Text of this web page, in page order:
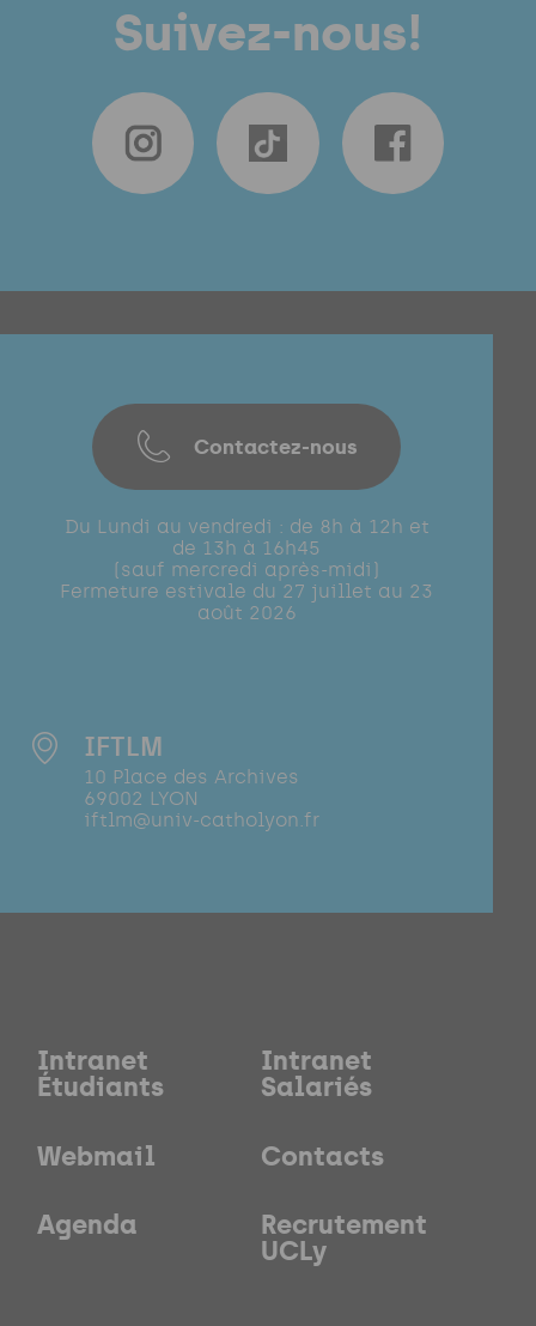
Suivez-nous!
Contactez-nous
Du Lundi au vendredi : de 8h à 12h et
de 13h à 16h45
(sauf mercredi après-midi)
Fermeture estivale du 27 juillet au 23
août 2026
IFTLM
10 Place des Archives
69002 LYON
iftlm@univ-catholyon.fr
Intranet
Étudiants
Intranet
Salariés
Webmail Contacts
Agenda Recrutement
UCLy